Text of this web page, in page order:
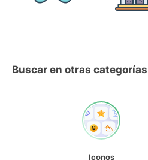
Buscar en otras categorías
Iconos